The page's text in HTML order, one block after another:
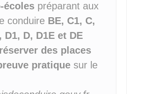
écoles préparant aux
conduire BE, C1, C,
D1, D, D1E et DE
réserver des places
pratique sur le